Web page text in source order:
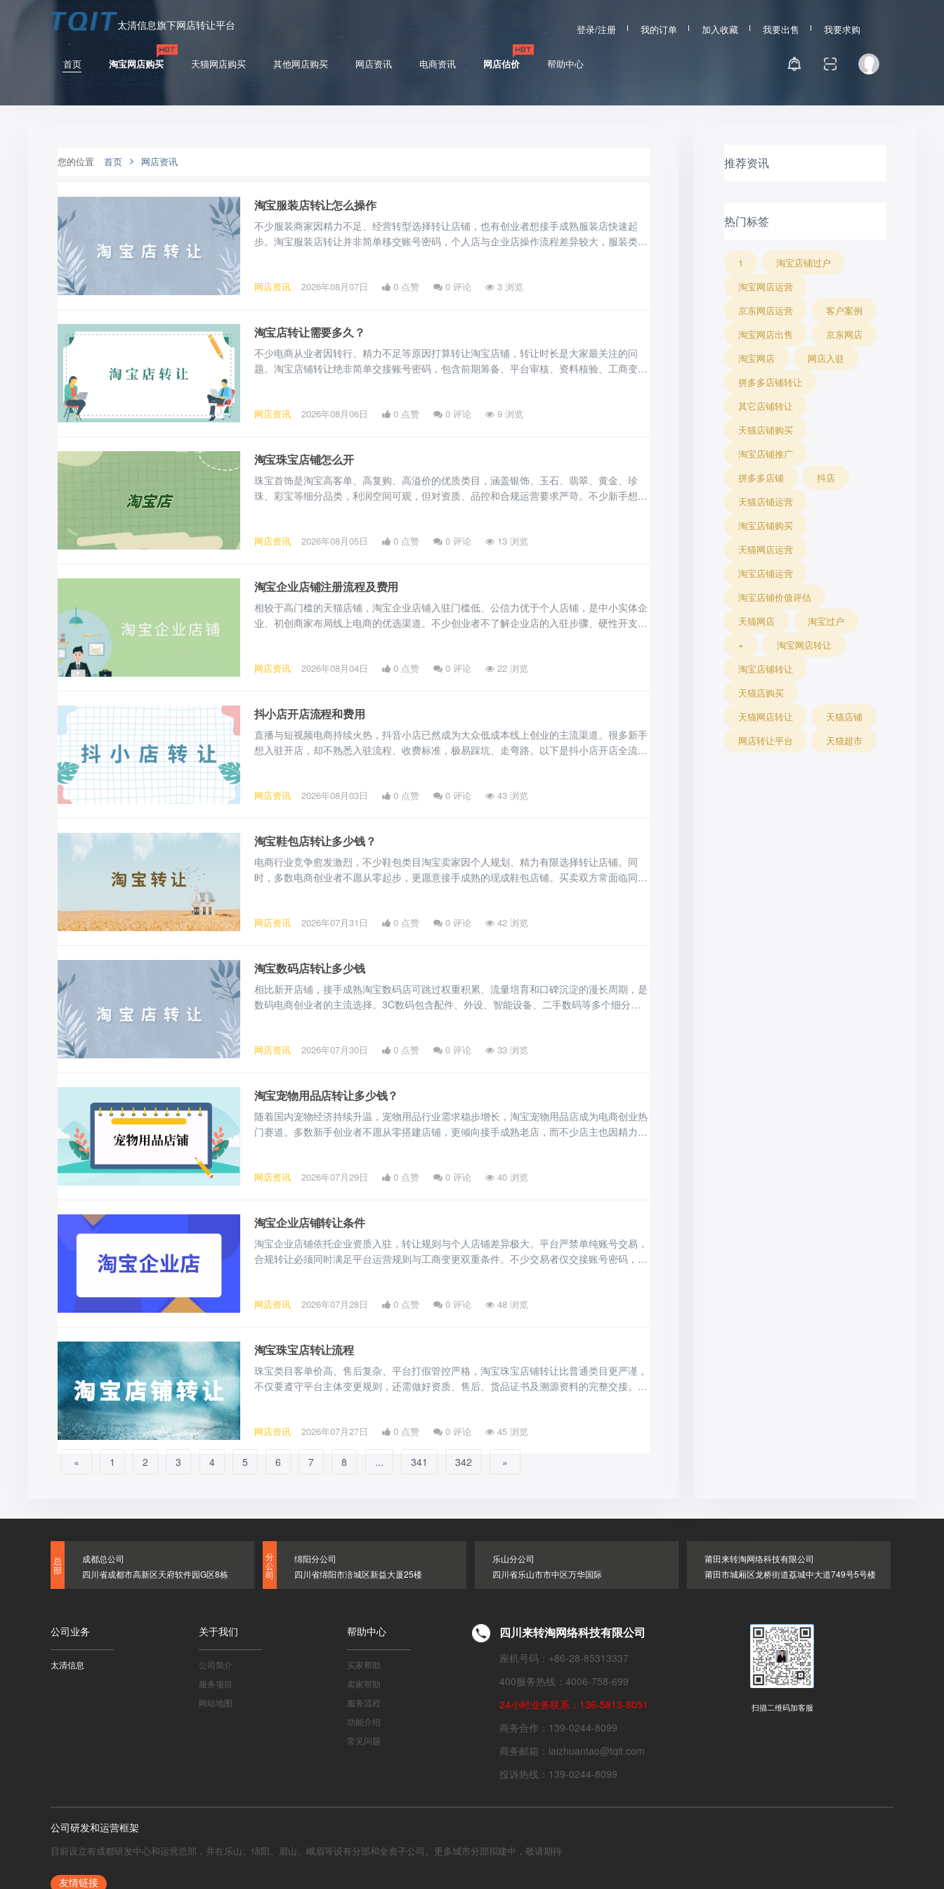
太清信息旗下网店转让平台 登录/注册 我的订单 加入收藏 我要出售 我要求购
首页 淘宝网店购买 天猫网店购买 其他网店购买 网店资讯 电商资讯 网店估价 帮助中心
您的位置 首页 网店资讯
淘宝服装店转让怎么操作
不少服装商家因精力不足、经营转型选择转让店铺，也有创业者想接手成熟服装店快速起
步。淘宝服装店转让并非简单移交账号密码，个人店与企业店操作流程差异较大，服装类目
完成店铺全面自检，店铺状态异常将直接驳回过户申请。首先核查店铺经营状态，通过千
网店资讯 2026年08月07日 0 点赞 0评论 3 浏览
淘宝店转让需要多久？
不少电商从业者因转行、精力不足等原因打算转让淘宝店铺，转让时长是大家最关注的问
题。淘宝店铺转让绝非简单交接账号密码，包含前期筹备、平台审核、资料核验、工商变
差距较大。 个人店铺官方过户仅支持继承、离婚财产分割、近亲属过户等合规场景，禁止
网店资讯 2026年08月06日 0 点赞 0评论 9 浏览
淘宝珠宝店铺怎么开
珠宝首饰是淘宝高客单、高复购、高溢价的优质类目，涵盖银饰、玉石、翡翠、黄金、珍
珠、彩宝等细分品类，利润空间可观，但对资质、品控和合规运营要求严苛。不少新手想入
新手需提前落实到位。资质方面，淘宝珠宝类目分为个人店和企业店。个人店门槛低，仅
网店资讯 2026年08月05日 0 点赞 0评论 13 浏览
淘宝企业店铺注册流程及费用
相较于高门槛的天猫店铺，淘宝企业店铺入驻门槛低、公信力优于个人店铺，是中小实体企
业、初创商家布局线上电商的优选渠道。不少创业者不了解企业店的入驻步骤、硬性开支及
耽误开店进度。首先是企业主体资质，需有效期内的营业执照，经营范围匹配主营商品类
网店资讯 2026年08月04日 0 点赞 0评论 22 浏览
抖小店开店流程和费用
直播与短视频电商持续火热，抖音小店已然成为大众低成本线上创业的主流渠道。很多新手
想入驻开店，却不熟悉入驻流程、收费标准，极易踩坑、走弯路。以下是抖小店开店全流程
需完成化妆品备案，品牌类商品需提供商标证书及品牌授权，资质材料需清晰无遮挡，避
网店资讯 2026年08月03日 0 点赞 0评论 43 浏览
淘宝鞋包店转让多少钱？
电商行业竞争愈发激烈，不少鞋包类目淘宝卖家因个人规划、精力有限选择转让店铺。同
时，多数电商创业者不愿从零起步，更愿意接手成熟的现成鞋包店铺。买卖双方常面临同一
属性，奠定转让核心价值 店铺基础资质与信誉等级，是鞋包店转让估值的首要标准，决定
网店资讯 2026年07月31日 0 点赞 0评论 42 浏览
淘宝数码店转让多少钱
相比新开店铺，接手成熟淘宝数码店可跳过权重积累、流量培育和口碑沉淀的漫长周期，是
数码电商创业者的主流选择。3C数码包含配件、外设、智能设备、二手数码等多个细分赛
者的转让安全性、资产价值和发展空间差异显著，是定价的核心基础。个人C店绑定
网店资讯 2026年07月30日 0 点赞 0评论 33 浏览
淘宝宠物用品店转让多少钱？
随着国内宠物经济持续升温，宠物用品行业需求稳步增长，淘宝宠物用品店成为电商创业热
门赛道。多数新手创业者不愿从零搭建店铺，更倾向接手成熟老店，而不少店主也因精力不
卖双方提供实用参考。 一、店铺等级：决定转让价值的基础框架 淘宝店铺分为个人C
网店资讯 2026年07月29日 0 点赞 0评论 40 浏览
淘宝企业店铺转让条件
淘宝企业店铺依托企业资质入驻，转让规则与个人店铺差异极大。平台严禁单纯账号交易，
合规转让必须同时满足平台运营规则与工商变更双重条件。不少交易者仅交接账号密码，忽
则：企业店铺两大合规转让路径 淘宝企业店铺绑定企业主体，账号无法单独拆分过户，
网店资讯 2026年07月28日 0 点赞 0评论 48 浏览
淘宝珠宝店转让流程
珠宝类目客单价高、售后复杂、平台打假管控严格，淘宝珠宝店铺转让比普通类目更严谨，
不仅要遵守平台主体变更规则，还需做好资质、售后、货品证书及溯源资料的完整交接。以
宝个人珠宝店铺仅支持继承、直系亲属过户，不支持对外交易，市面转让均以企业珠宝店为
网店资讯 2026年07月27日 0 点赞 0评论 45 浏览
« 1 2 3 4 5 6 7 8 ... 341 342 »
推荐资讯
热门标签
1
淘宝店铺过户
淘宝网店运营
京东网店运营
客户案例
淘宝网店出售
京东网店
淘宝网店
网店入驻
拼多多店铺转让
其它店铺转让
天猫店铺购买
淘宝店铺推广
拼多多店铺
抖店
天猫店铺运营
淘宝店铺购买
天猫网店运营
淘宝店铺运营
淘宝店铺价值评估
天猫网店
淘宝过户
+
淘宝网店转让
淘宝店铺转让
天猫店购买
天猫网店转让
天猫店铺
网店转让平台
天猫超市
总
部
成都总公司
四川省成都市高新区天府软件园G区8栋
分
公
司
绵阳分公司
四川省绵阳市涪城区新益大厦25楼
乐山分公司
四川省乐山市市中区万华国际
莆田来转淘网络科技有限公司
莆田市城厢区龙桥街道荔城中大道749号5号楼
公司业务
太清信息
关于我们
公司简介
服务项目
网站地图
帮助中心
买家帮助
卖家帮助
服务流程
功能介绍
常见问题
四川来转淘网络科技有限公司
座机号码：+86-28-85313337
400服务热线：4006-758-699
24小时业务联系：136-5813-8051
商务合作：139-0244-8099
商务邮箱：laizhuantao@tqit.com
投诉热线：139-0244-8099
扫描二维码加客服
公司研发和运营框架
目前设立有成都研发中心和运营总部，并在乐山、绵阳、眉山、峨眉等设有分部和全资子公司。更多城市分部拟建中，敬请期待
友情链接